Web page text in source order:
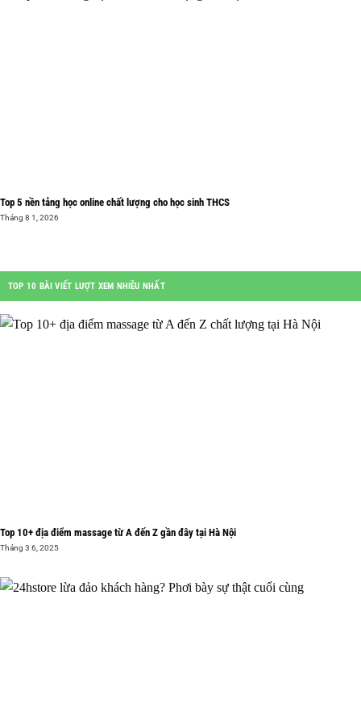
Top 5 nền tảng học online chất lượng cho học sinh THCS
Tháng 8 1, 2026
TOP 10 BÀI VIẾT LƯỢT XEM NHIỀU NHẤT
Top 10+ địa điểm massage từ A đến Z gần đây tại Hà Nội
Tháng 3 6, 2025